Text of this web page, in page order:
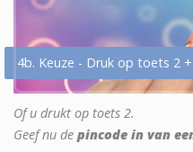
4b. Keuze - Druk op toets 2 +
Of u drukt op toets 2.
Geef nu de pincode in van